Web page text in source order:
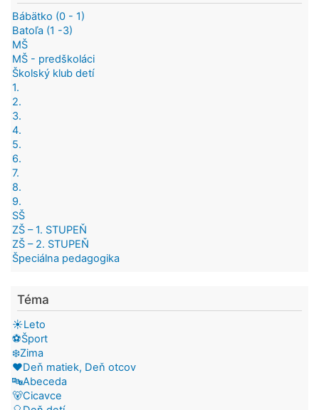
Bábätko (0 - 1)
Batoľa (1 -3)
MŠ
MŠ - predškoláci
Školský klub detí
1.
2.
3.
4.
5.
6.
7.
8.
9.
SŠ
ZŠ – 1. STUPEŇ
ZŠ – 2. STUPEŇ
Špeciálna pedagogika
Téma
☀️Leto
⚽Šport
❄️Zima
❤️Deň matiek, Deň otcov
🔤Abeceda
🐻Cicavce